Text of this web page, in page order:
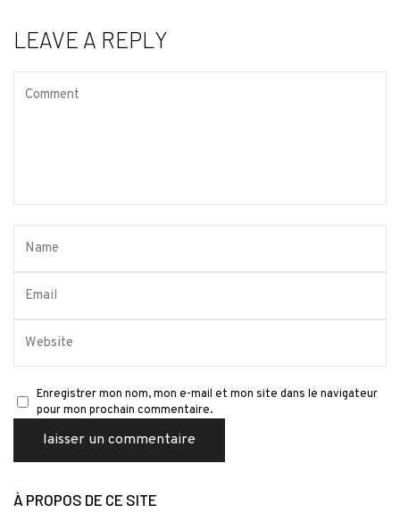
LEAVE A REPLY
Enregistrer mon nom, mon e-mail et mon site dans le navigateur
pour mon prochain commentaire.
À PROPOS DE CE SITE